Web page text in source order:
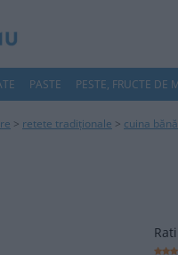
PASTE PESTE, FRUCTE DE
> retete tradiționale > cuina